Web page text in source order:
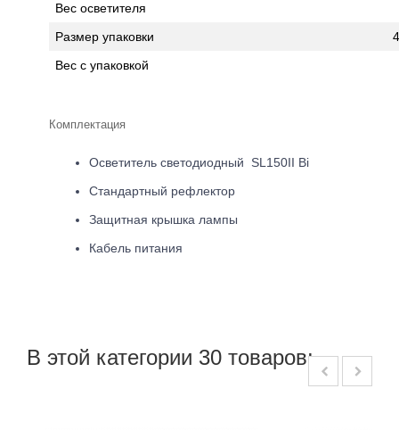
Вес осветителя
Размер упаковки
Вес с упаковкой
Комплектация
Осветитель светодиодный SL150II Bi
Стандартный рефлектор
Защитная крышка лампы
Кабель питания
В этой категории 30 товаров: